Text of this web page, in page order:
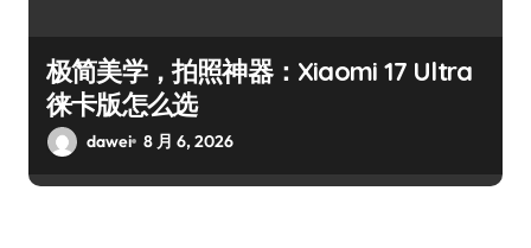
极简美学，拍照神器：Xiaomi 17 Ultra
徕卡版怎么选
dawei 8 月 6, 2026